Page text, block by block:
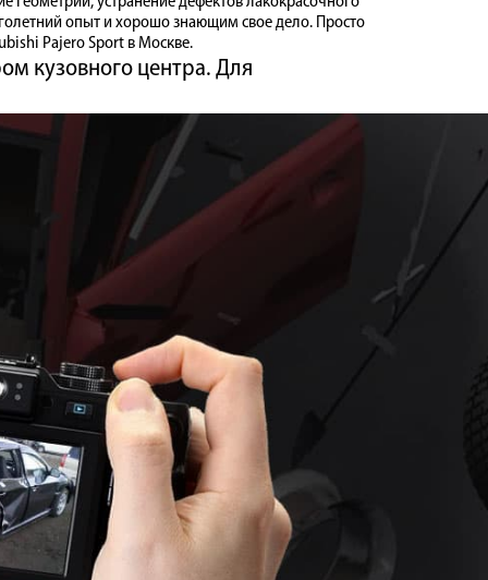
опыт и хорошо знающим свое дело. Просто
Pajero Sport в Москве.
кузовного центра. Для